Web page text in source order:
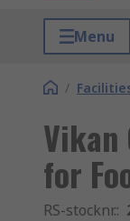
Menu
/
Vikan
for
RS-stocknr.: